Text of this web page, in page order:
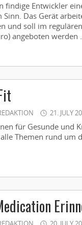
findige Entwickler
Sinn. Das Gerät
und soll im
angeboten werden
21. JULY
für Gesunde und
Themen rund um